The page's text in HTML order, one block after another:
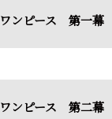
ワンピース 第一幕
ワンピース 第二幕